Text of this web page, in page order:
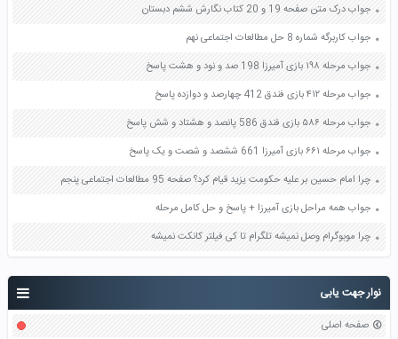
نوار جهت یابی
صفحه اصلی
جواب درک متن صفحه 19 و 20 کتاب نگارش ششم دبستان
جواب کاربرگه شماره 8 حل مطالعات اجتماعی نهم
جواب مرحله ۱۹۸ بازی آمیرزا 198 صد و نود و هشت پاسخ
جواب مرحله ۴۱۲ بازی فندق 412 چهارصد و دوازده پاسخ
جواب مرحله ۵۸۶ بازی فندق 586 پانصد و هشتاد و شش پاسخ
جواب مرحله ۶۶۱ بازی آمیرزا 661 ششصد و شصت و یک پاسخ
چرا امام حسین بر علیه حکومت یزید قیام کرد؟ صفحه 95 مطالعات اجتماعی پنجم
جواب همه مراحل بازی آمیرزا + پاسخ و حل کامل مرحله
چرا موبوگرام وصل نمیشه تلگرام تا کی فیلتر کانکت نمیشه